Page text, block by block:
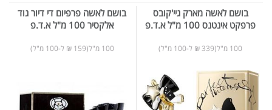
בושם לאשה מארק גיי'קובס
פרפקט אינטנס 100 מ"ל א.ד.פ
100 מ"ל(339 ₪ ל-100 מ"ל)
בושם לאשה פרפיום די דיור גוד
אלקסיר 100 מ"ל א.ד.פ
100 מ"ל(159 ₪ ל-100 מ"ל)